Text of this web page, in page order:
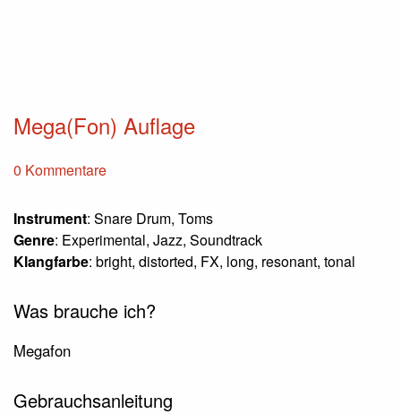
Mega(Fon) Auflage
0 Kommentare
Instrument: Snare Drum, Toms
Genre: Experimental, Jazz, Soundtrack
Klangfarbe: bright, distorted, FX, long, resonant, tonal
Was brauche ich?
Megafon
Gebrauchsanleitung